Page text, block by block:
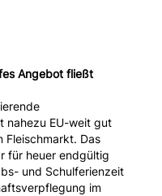
Angebot fließt
nahezu EU-weit gut
Fleischmarkt. Das
für heuer endgültig
und Schulferienzeit
im